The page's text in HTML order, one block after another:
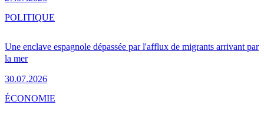
Une enclave espagnole dépassée par l'afflux de migrants arrivant par
la mer
30.07.2026
POLITIQUE
ÉCONOMIE